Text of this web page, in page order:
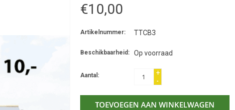
€10,00
Artikelnummer: TTCB3
Beschikbaarheid: Op voorraad
Aantal:
+
-
TOEVOEGEN AAN WINKELWAGEN